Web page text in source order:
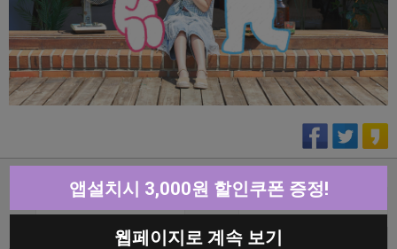
비밀번호
앱설치시 3,000원 할인쿠폰 증정!
웹페이지로 계속 보기